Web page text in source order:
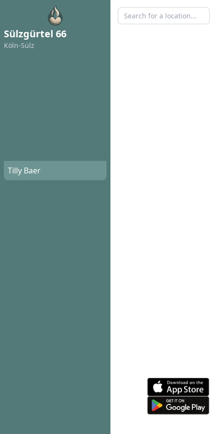
Sülzgürtel 66
Köln-Sülz
Tilly Baer